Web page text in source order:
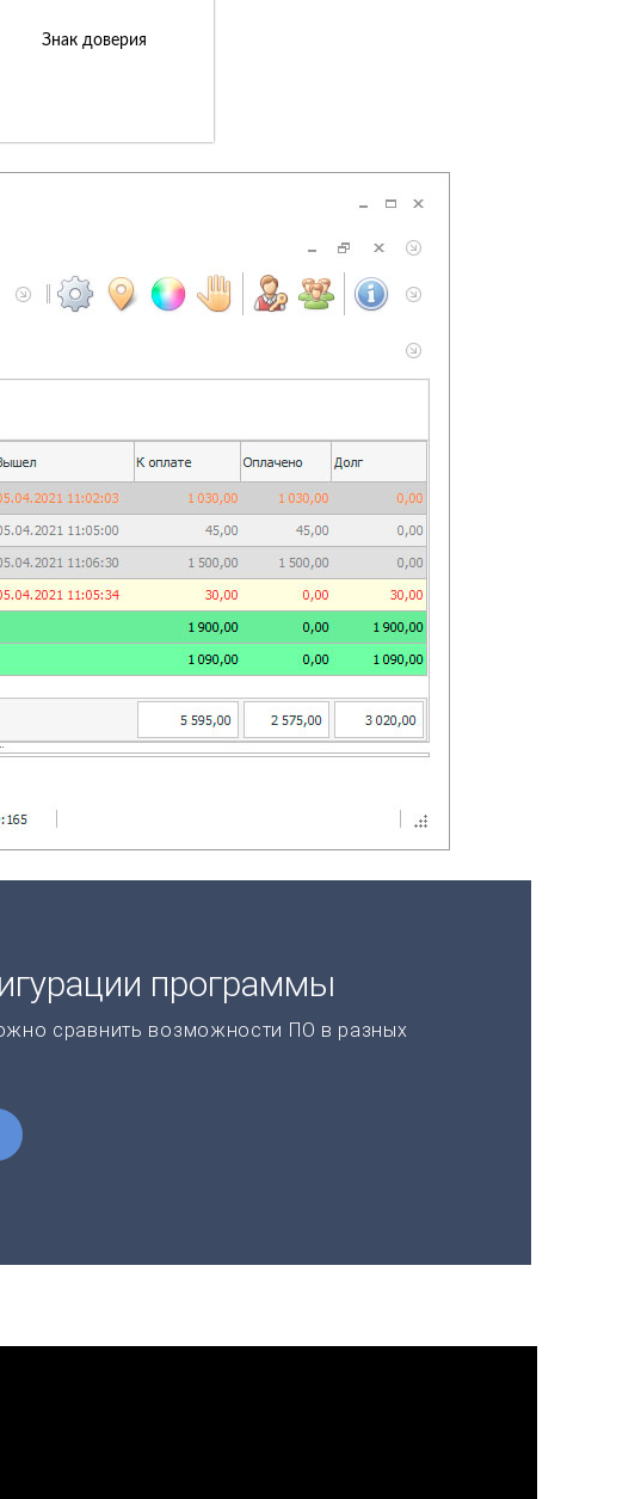
Знак доверия
программы
сравнить возможности ПО в разных